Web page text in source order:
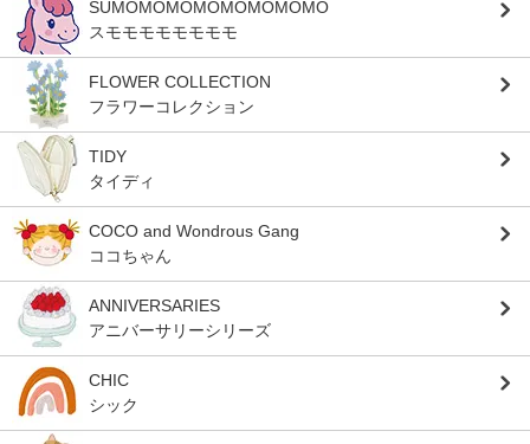
SUMOMOMOMOMOMOMOMO
スモモモモモモモモ
FLOWER COLLECTION
フラワーコレクション
TIDY
タイディ
COCO and Wondrous Gang
ココちゃん
ANNIVERSARIES
アニバーサリーシリーズ
CHIC
シック